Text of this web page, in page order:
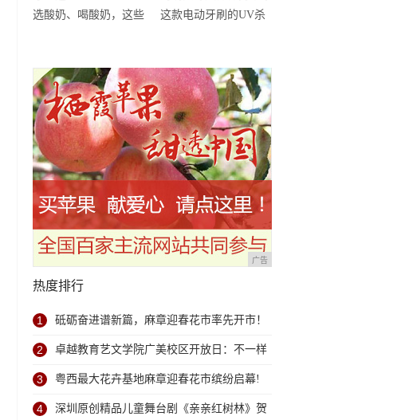
心站欢乐开跑
选酸奶、喝酸奶，这些
这款电动牙刷的UV杀
广告
热度排行
1 砥砺奋进谱新篇，麻章迎春花市率先开市！
2 卓越教育艺文学院广美校区开放日：不一样
的艺考文化课体验，学位已告急
3 粤西最大花卉基地麻章迎春花市缤纷启幕!
4 深圳原创精品儿童舞台剧《亲亲红树林》贺